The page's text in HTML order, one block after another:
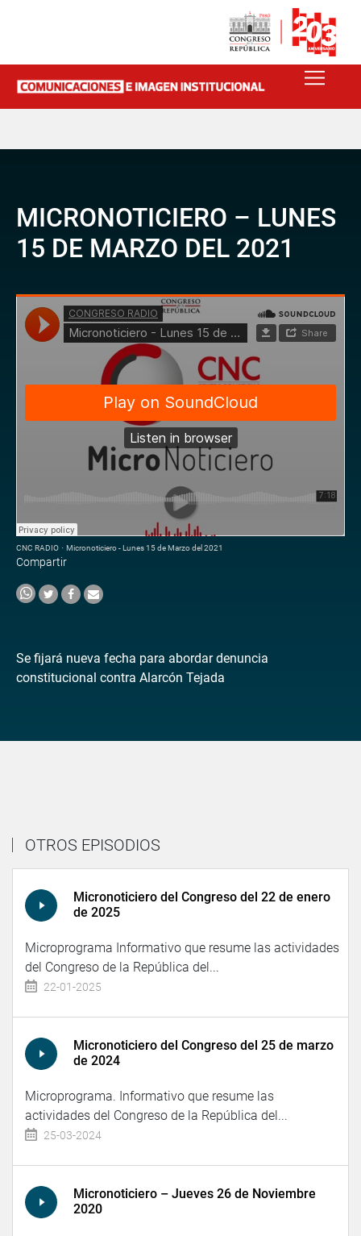
MICRONOTICIERO – LUNES
15 DE MARZO DEL 2021
CNC RADIO · Micronoticiero - Lunes 15 de Marzo del 2021
Compartir
Se fijará nueva fecha para abordar denuncia
constitucional contra Alarcón Tejada
OTROS EPISODIOS
Micronoticiero del Congreso del 22 de enero
de 2025
Microprograma Informativo que resume las actividades
del Congreso de la República del...
22-01-2025
Micronoticiero del Congreso del 25 de marzo
de 2024
Microprograma. Informativo que resume las
actividades del Congreso de la República del...
25-03-2024
Micronoticiero – Jueves 26 de Noviembre
2020